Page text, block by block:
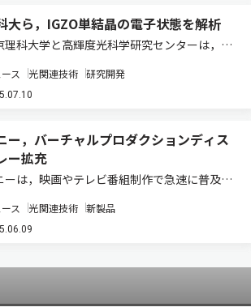
大ら，IGZO単結晶の電子状態を解析
理科大学と高輝度光科学研究センターは，硬
（IGZO）単結晶の電子状態を解析し，
中の酸素欠陥がIn原子の周囲に偏って存在し
ス 光関連技術 研究開発
ー，バーチャルプロダクションディス
ー拡充
ーは，映画やテレビ番組制作で急速に普及し
ーの新シリーズ「Crystal（クリスタル）
CAPRI（カプリ）」を発売すると発表した
ス 光関連技術 新製品